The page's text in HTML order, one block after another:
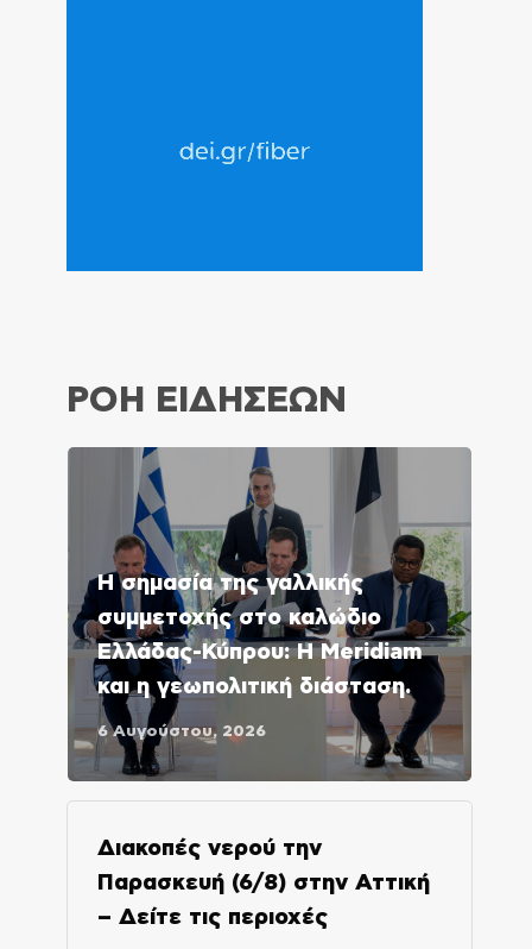
ΡΟΗ ΕΙΔΗΣΕΩΝ
Η σημασία της γαλλικής
συμμετοχής στο καλώδιο
Ελλάδας-Κύπρου: Η Meridiam
και η γεωπολιτική διάσταση.
6 Αυγούστου, 2026
Διακοπές νερού την
Παρασκευή (6/8) στην Αττική
– Δείτε τις περιοχές